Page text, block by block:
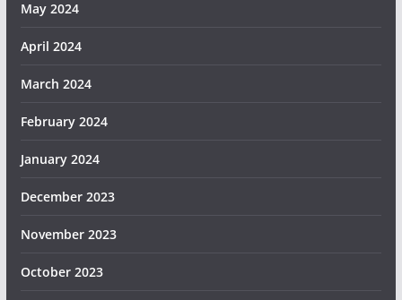
May 2024
April 2024
March 2024
February 2024
January 2024
December 2023
November 2023
October 2023